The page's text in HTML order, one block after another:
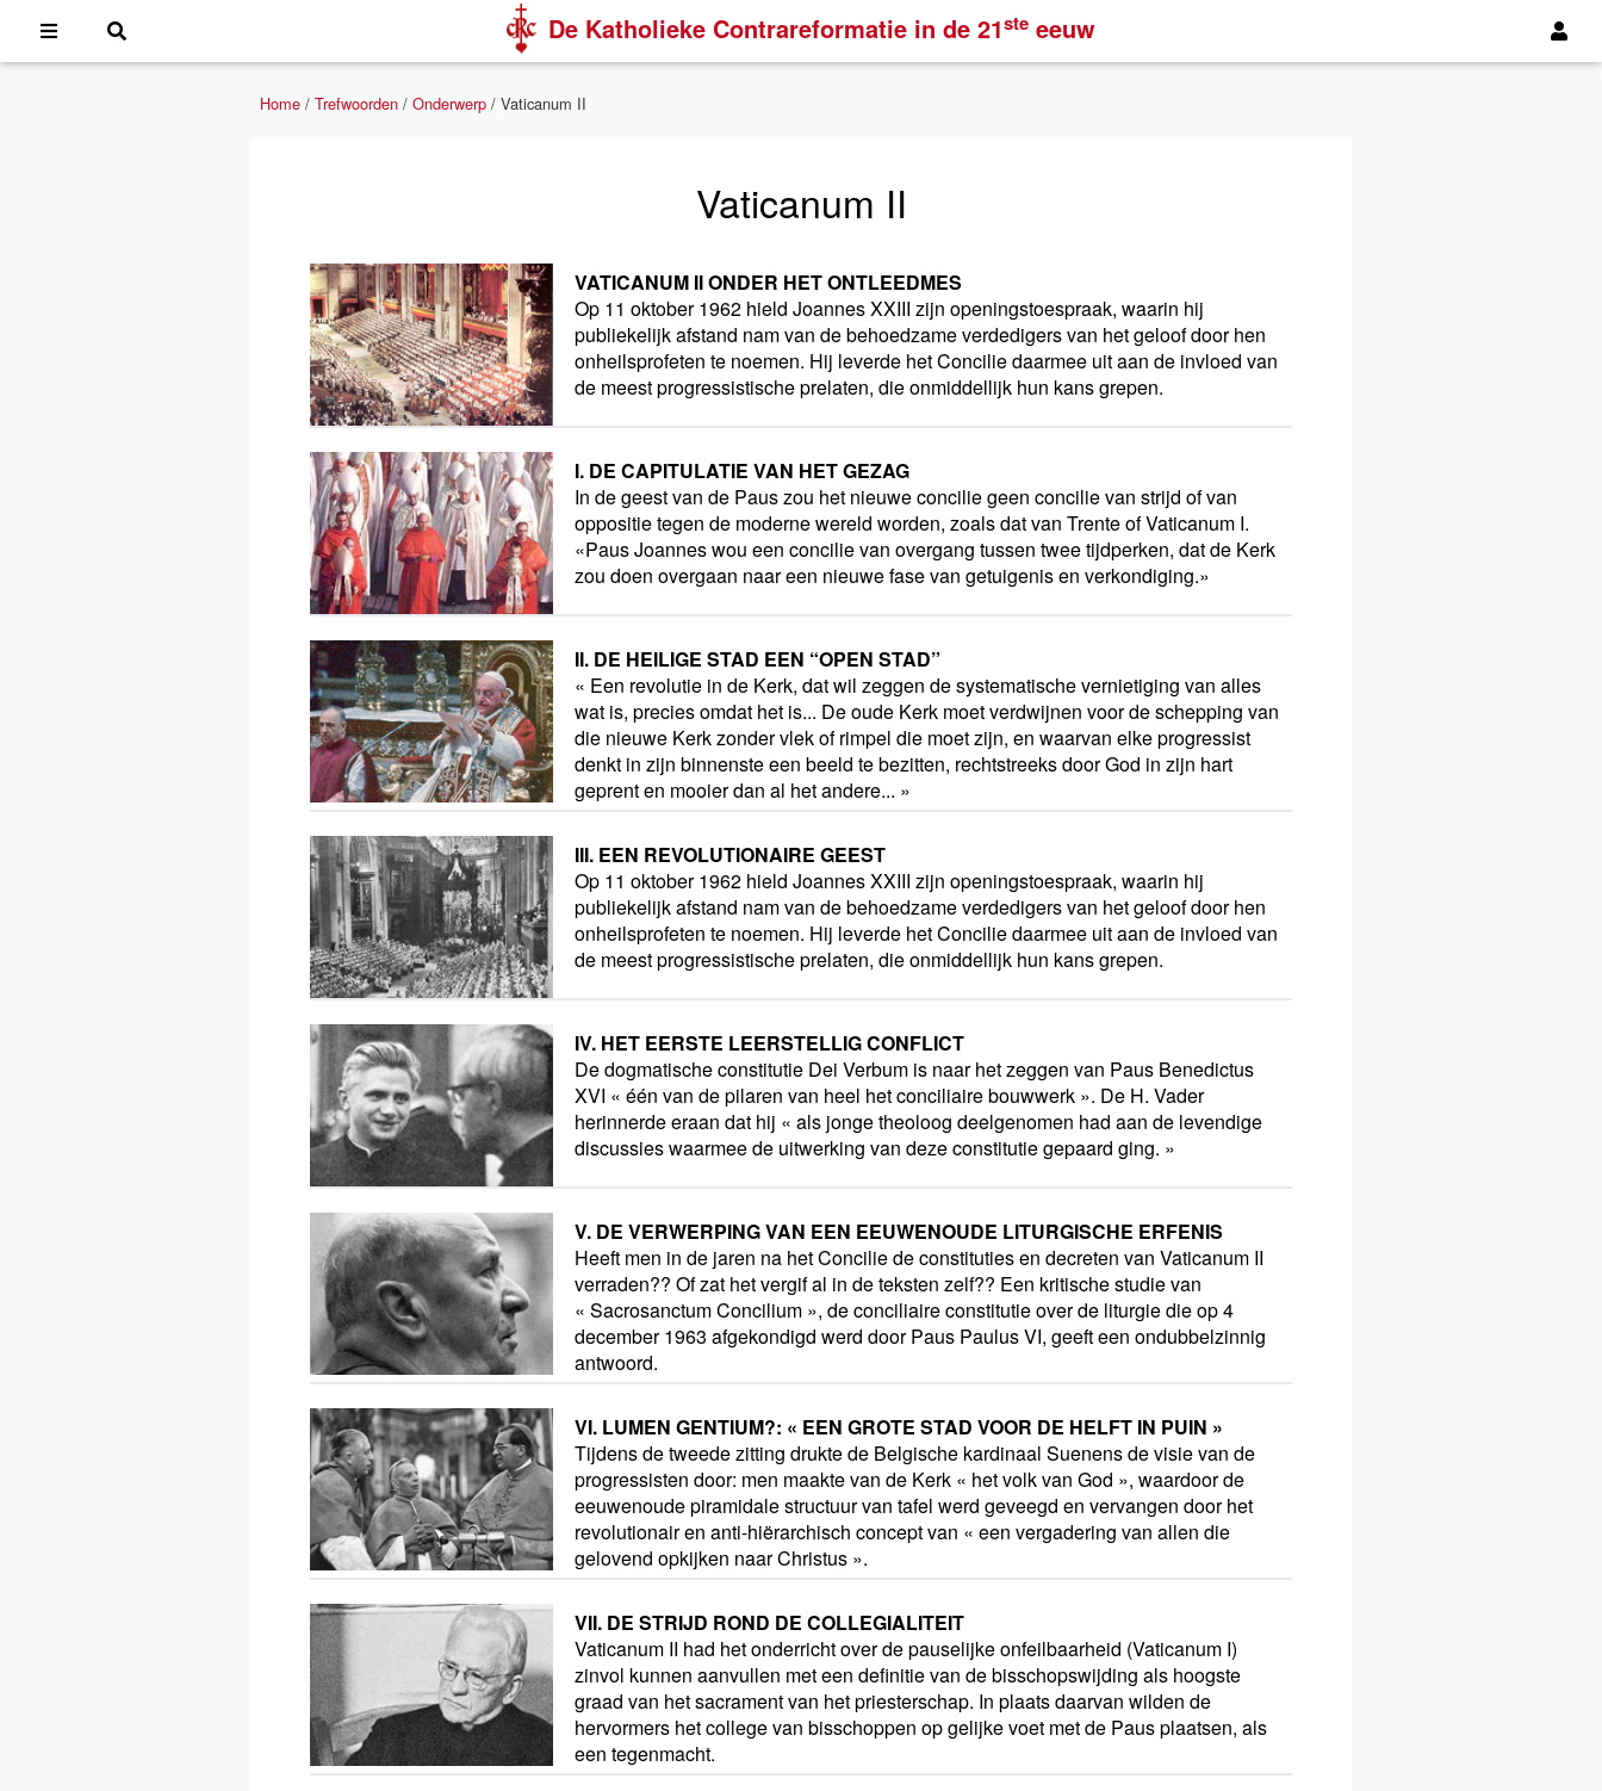
De Katholieke Contrareformatie in de 21ste eeuw
Home / Trefwoorden / Onderwerp / Vaticanum II
Vaticanum II
VATICANUM II ONDER HET ONTLEEDMES
Op 11 oktober 1962 hield Joannes XXIII zijn openingstoespraak, waarin hij
publiekelijk afstand nam van de behoedzame verdedigers van het geloof door hen
onheilsprofeten te noemen. Hij leverde het Concilie daarmee uit aan de invloed van
de meest progressistische prelaten, die onmiddellijk hun kans grepen.
I. DE CAPITULATIE VAN HET GEZAG
In de geest van de Paus zou het nieuwe concilie geen concilie van strijd of van
oppositie tegen de moderne wereld worden, zoals dat van Trente of Vati­canum I.
«Paus Joannes wou een concilie van overgang tussen twee tijdperken, dat de Kerk
zou doen overgaan naar een nieuwe fase van getuigenis en verkondiging.»
II. DE HEILIGE STAD EEN “OPEN STAD”
« Een revolutie in de Kerk, dat wil zeggen de systematische vernietiging van alles
wat is, precies omdat het is... De oude Kerk moet verdwijnen voor de schepping van
die nieuwe Kerk zonder vlek of rimpel die moet zijn, en waarvan elke progressist
denkt in zijn binnenste een beeld te bezitten, rechtstreeks door God in zijn hart
geprent en mooier dan al het andere... »
III. EEN REVOLUTIONAIRE GEEST
Op 11 oktober 1962 hield Joannes XXIII zijn openingstoespraak, waarin hij
publiekelijk afstand nam van de behoedzame verdedigers van het geloof door hen
onheilsprofeten te noemen. Hij leverde het Concilie daarmee uit aan de invloed van
de meest progressistische prelaten, die onmiddellijk hun kans grepen.
IV. HET EERSTE LEERSTELLIG CONFLICT
De dogmatische constitutie Dei Verbum is naar het zeggen van Paus Benedictus
XVI « één van de pilaren van heel het conciliaire bouwwerk ». De H. Vader
herinnerde eraan dat hij « als jonge theoloog deelgenomen had aan de levendige
discussies waarmee de uitwerking van deze constitutie gepaard ging. »
V. DE VERWERPING VAN EEN EEUWENOUDE LITURGISCHE ERFENIS
Heeft men in de jaren na het Concilie de constituties en decreten van Vaticanum II
verraden?? Of zat het vergif al in de teksten zelf?? Een kritische studie van
« Sacrosanctum Concilium », de conciliaire constitutie over de liturgie die op 4
december 1963 afgekondigd werd door Paus Paulus VI, geeft een ondubbelzinnig
antwoord.
VI. LUMEN GENTIUM?: « EEN GROTE STAD VOOR DE HELFT IN PUIN »
Tijdens de tweede zitting drukte de Belgische kardinaal Suenens de visie van de
progressisten door: men maakte van de Kerk « het volk van God », waardoor de
eeuwenoude piramidale structuur van tafel werd geveegd en vervangen door het
revolutionair en anti-hiërarchisch concept van « een vergadering van allen die
gelovend opkijken naar Christus ».
VII. DE STRIJD ROND DE COLLEGIALITEIT
Vaticanum II had het onderricht over de pauselijke onfeilbaarheid (Vaticanum I)
zinvol kunnen aanvullen met een definitie van de bisschopswijding als hoogste
graad van het sacrament van het priesterschap. In plaats daarvan wilden de
hervormers het college van bisschoppen op gelijke voet met de Paus plaatsen, als
een tegenmacht.